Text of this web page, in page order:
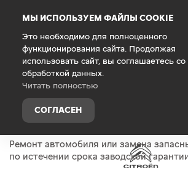
МЫ ИСПОЛЬЗУЕМ ФАЙЛЫ COOKIE
Это необходимо для полноценного
функционирования сайта. Продолжая
использовать сайт, вы соглашаетесь
обработкой данных.
Читать полностью
СОГЛАСЕН
Главная Владельцам Гарантия
Citroen предлагает уникальные
ПРОДЛЕНИЕ ГАРАНТИЙНОГО
Ремонт автомобиля или замена
по истечении срока заводской